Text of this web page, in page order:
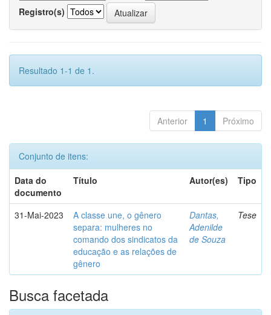
Registro(s)
Resultado 1-1 de 1.
Anterior 1 Próximo
Conjunto de itens:
Data do
documento
Título Autor(es) Tipo
31-Mai-2023
A classe une, o gênero
separa: mulheres no
comando dos sindicatos da
educação e as relações de
gênero
Dantas,
Adenilde
de Souza
Tese
Busca facetada